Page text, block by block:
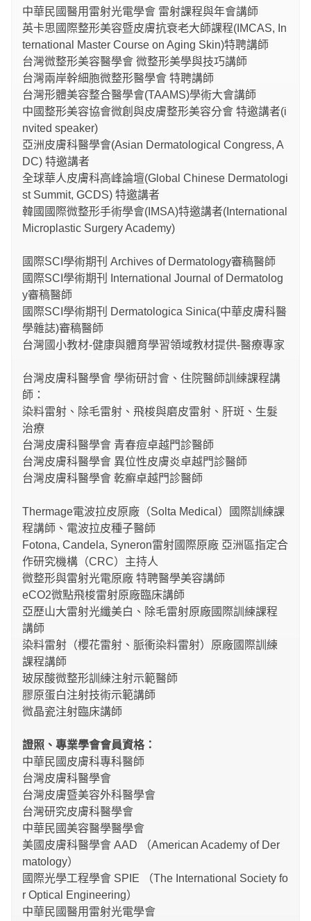
中華民國醫用雷射光電學會 雷射課程與年會講師
英卡思國際整形美容暨皮膚抗衰老大師課程(IMCAS, In
ternational Master Course on Aging Skin)特聘講師
台灣微整形美容醫學會 微整形美學與技巧講師
台灣兩岸幹細胞微整形醫學會 特聘講師
台灣形體美容整合醫學會(TAAMS)學術大會講師
中國整形美容協會微創與皮膚整形美容分會 特邀講者(i
nvited speaker)
亞洲皮膚科醫學會(Asian Dermatological Congress, A
DC) 特邀講者
全球華人皮膚科高峰論壇(Global Chinese Dermatologi
st Summit, GCDS) 特邀講者
韓國國際微整形手術學會(IMSA)特邀講者(International
Microplastic Surgery Academy)
國際SCI學術期刊 Archives of Dermatology審稿醫師
國際SCI學術期刊 International Journal of Dermatolog
y審稿醫師
國際SCI學術期刊 Dermatologica Sinica(中華皮膚科醫
學雜誌)審稿醫師
台灣國小教材-健康與體育學習領域教材提供-醫療專家
台灣皮膚科醫學會 學術研討會、住院醫師訓練課程講
師：
染料雷射、除毛雷射、飛梭與磨皮雷射、肝斑、生髮
治療
台灣皮膚科醫學會 青春痘卓越門診醫師
台灣皮膚科醫學會 異位性皮膚炎卓越門診醫師
台灣皮膚科醫學會 乾癬卓越門診醫師
Thermage電波拉皮原廠（Solta Medical）國際訓練課
程講師、電波拉皮種子醫師
Fotona, Candela, Syneron雷射國際原廠 亞洲區指定合
作研究機構（CRC）主持人
微整形與雷射光電原廠 特聘醫學美容講師
eCO2微點飛梭雷射原廠臨床講師
亞歷山大雷射光纖美白、除毛雷射原廠國際訓練課程
講師
染料雷射（櫻花雷射、脈衝染料雷射）原廠國際訓練
課程講師
玻尿酸微整形訓練注射示範醫師
膠原蛋白注射技術示範講師
微晶瓷注射臨床講師
證照、專業學會會員資格：
中華民國皮膚科專科醫師
台灣皮膚科醫學會
台灣皮膚暨美容外科醫學會
台灣研究皮膚科醫學會
中華民國美容醫學醫學會
美國皮膚科醫學會 AAD （American Academy of Der
matology）
國際光學工程學會 SPIE （The International Society fo
r Optical Engineering）
中華民國醫用雷射光電學會